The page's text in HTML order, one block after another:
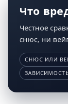
Что
Честное
снюс, ни
СНЮС ИЛИ